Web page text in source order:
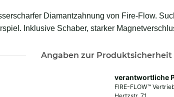
Diamantzahnung von Fire-Flow.
Inklusive Schaber, starker
Angaben zur Produktsicherheit
verantwortliche
FIRE-FLOW™